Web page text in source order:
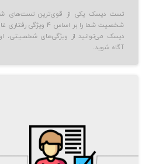
تست دیسک یکی از قوی‌ترین
شخصیت شما را بر اساس
دیسک می‌توانید از ویژگی‌های شخصیتی،
آگاه شوید.